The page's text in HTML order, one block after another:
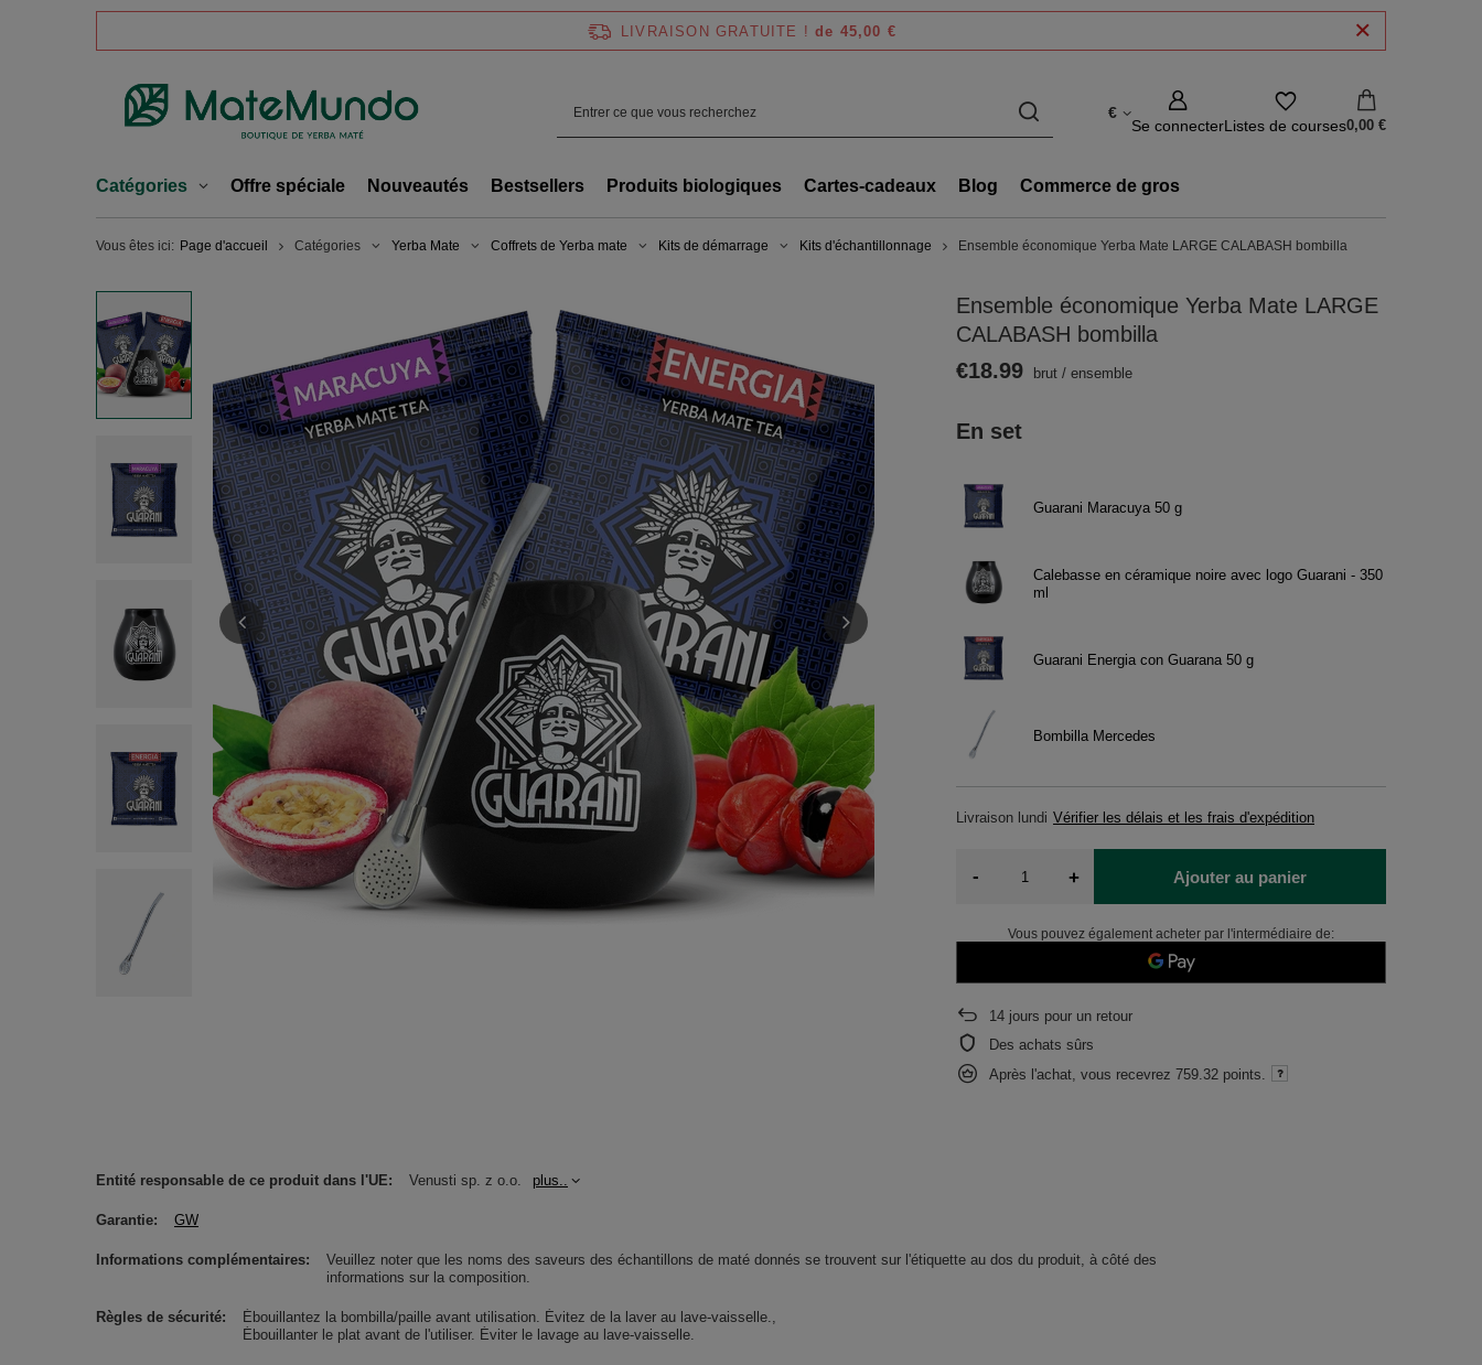
LIVRAISON GRATUITE ! de 45,00 €
€
Se connecterListes de courses0,00 €
Catégories Offre spéciale Nouveautés Bestsellers Produits biologiques Cartes-cadeaux Blog Commerce de gros
Vous êtes ici: Page d'accueil Catégories Yerba Mate Coffrets de Yerba mate Kits de démarrage Kits d'échantillonnage Ensemble économique Yerba Mate LARGE CALABASH bombilla
Ensemble économique Yerba Mate LARGE
CALABASH bombilla
En set
Guarani Maracuya 50 g
Calebasse en céramique noire avec logo Guarani - 350
ml
Guarani Energia con Guarana 50 g
Bombilla Mercedes
Livraison lundi Vérifier les délais et les frais d'expédition
€18.99 brut /ensemble
- + Ajouter au panier
Vous pouvez également acheter par l'intermédiaire de:
14 jours pour un retour
Des achats sûrs
Après l'achat, vous recevrez759.32 points.
Entité responsable de ce produit dans l'UE Venusti sp. z o.o. plus..
Garantie GW
Informations complémentaires
Veuillez noter que les noms des saveurs des échantillons de maté donnés se trouvent sur l'étiquette au dos du produit, à côté des
informations sur la composition.
Règles de sécurité
Ébouillantez la bombilla/paille avant utilisation. Évitez de la laver au lave-vaisselle.
Ébouillanter le plat avant de l'utiliser. Éviter le lavage au lave-vaisselle.